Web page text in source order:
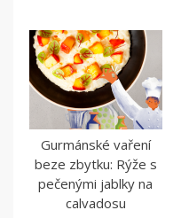
Gurmánské vaření
beze zbytku: Rýže s
pečenými jablky na
calvadosu